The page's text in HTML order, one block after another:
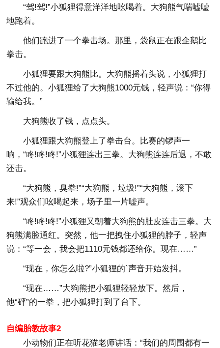
“驾!驾!”小狐狸得意洋洋地吆喝着。大狗熊气喘嘘嘘
地跑着。
他们跑进了一个拳击场。那里，袋鼠正在跟企鹅比
拳击。
小狐狸要跟大狗熊比。大狗熊摇着头说，小狐狸打
不过他的。小狐狸给了大狗熊1000元钱，轻声说：“你得
输给我。”
大狗熊收了钱，点点头。
小狐狸跟大狗熊登上了拳击台。比赛的锣声一
响，“咚!咚!咚!”小狐狸连出三拳。大狗熊连连后退，不敢
还击。
“大狗熊，臭拳!”“大狗熊，垃圾!”“大狗熊，滚下
来!”观众们吆喝起来，场子里一片嘘声。
“咚!咚!咚!”小狐狸又朝着大狗熊的肚皮连击三拳。大
狗熊满脸通红。突然，他一把拽住小狐狸的脖子，轻声
说：“等一会，我会把1110元钱都还给你。现在……”
“现在，你怎么啦?”小狐狸的`声音开始发抖。
“现在……”大狗熊把小狐狸轻轻放下。然后，
他“砰”的一拳，把小狐狸打到了台下。
自编胎教故事2
小动物们正在听花猫老师讲话：“我们的周围都有一